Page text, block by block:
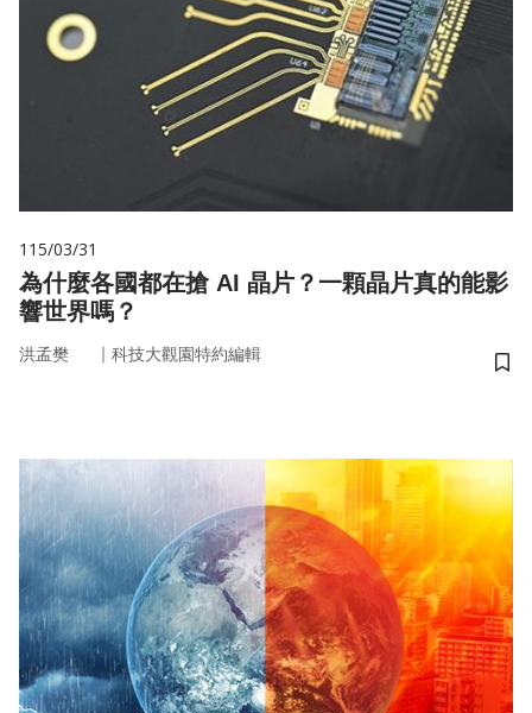
115/03/31
為什麼各國都在搶 AI 晶片？一顆晶片真的能影
響世界嗎？
洪孟樊 ｜ 科技大觀園特約編輯
儲